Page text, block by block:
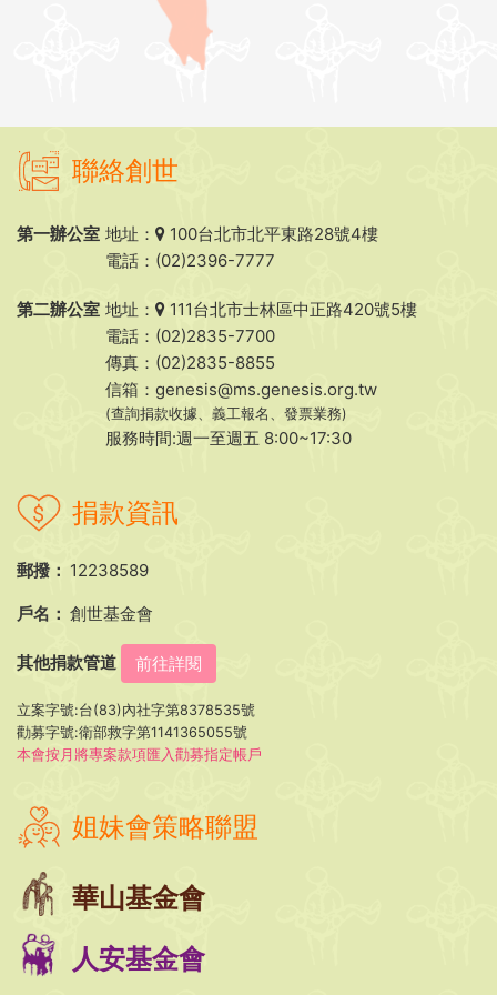
聯絡創世
第一辦公室 地址：
100台北市北平東路28號4樓
電話：(02)2396-7777
第二辦公室 地址：
111台北市士林區中正路420號5樓
電話：(02)2835-7700
傳真：(02)2835-8855
信箱： genesis@ms.genesis.org.tw
(查詢捐款收據、義工報名、發票業務)
服務時間:週一至週五 8:00~17:30
捐款資訊
郵撥： 12238589
戶名： 創世基金會
其他捐款管道 前往詳閱
立案字號:台(83)內社字第8378535號
勸募字號:衛部救字第1141365055號
本會按月將專案款項匯入勸募指定帳戶
姐妹會策略聯盟
華山基金會
人安基金會